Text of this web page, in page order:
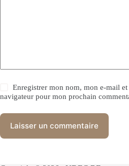
Enregistrer mon nom, mon e-mail et
navigateur pour mon prochain
Laisser un commentaire